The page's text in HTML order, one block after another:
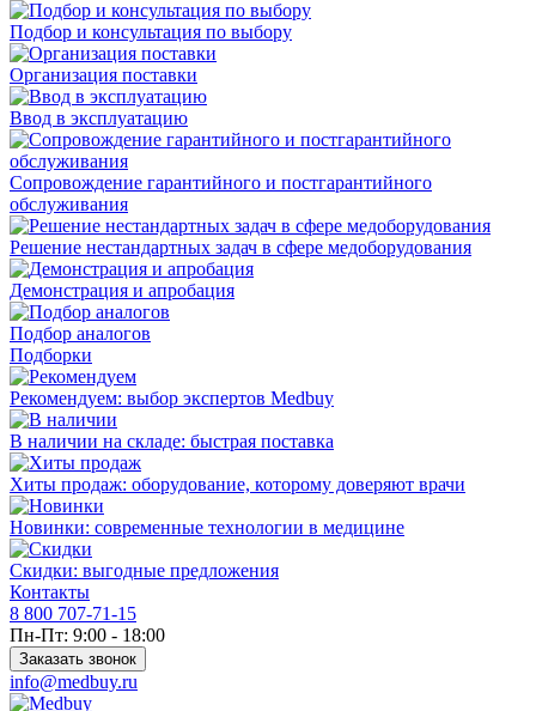
Подбор и консультация по выбору
Организация поставки
Ввод в эксплуатацию
Сопровождение гарантийного и постгарантийного
обслуживания
Решение нестандартных задач в сфере медоборудования
Демонстрация и апробация
Подбор аналогов
Подборки
Рекомендуем: выбор экспертов Medbuy
В наличии на складе: быстрая поставка
Хиты продаж: оборудование, которому доверяют врачи
Новинки: современные технологии в медицине
Скидки: выгодные предложения
Контакты
8 800 707-71-15
Пн-Пт: 9:00 - 18:00
Заказать звонок
info@medbuy.ru